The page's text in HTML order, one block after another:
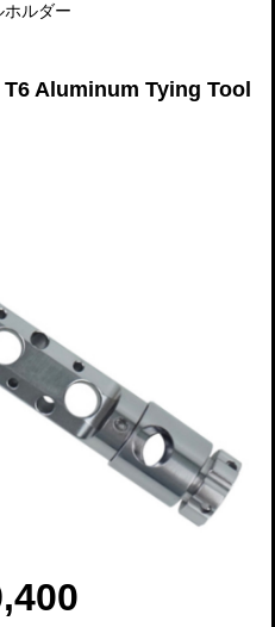
ルダー
Aluminum Tying Tool